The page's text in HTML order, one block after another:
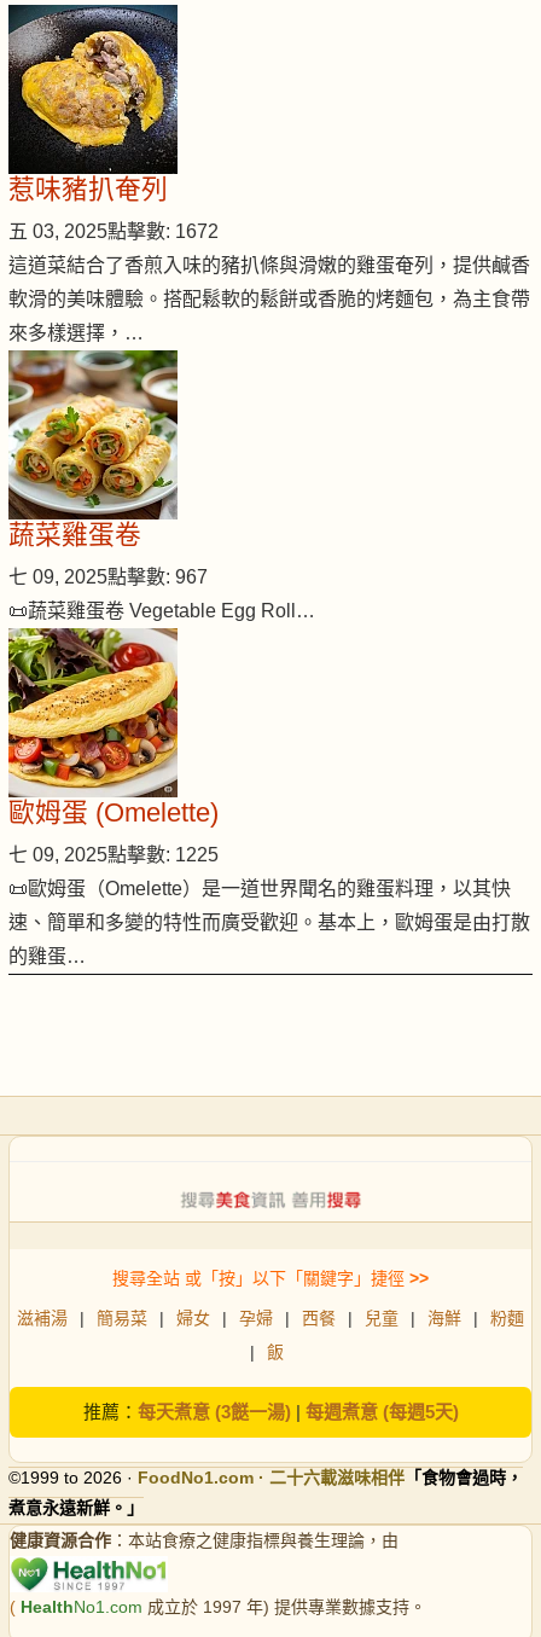
惹味豬扒奄列
五 03, 2025點擊數: 1672
這道菜結合了香煎入味的豬扒條與滑嫩的雞蛋奄列，提供鹹香
軟滑的美味體驗。搭配鬆軟的鬆餅或香脆的烤麵包，為主食帶
來多樣選擇，…
蔬菜雞蛋卷
七 09, 2025點擊數: 967
📜蔬菜雞蛋卷 Vegetable Egg Roll…
歐姆蛋 (Omelette)
七 09, 2025點擊數: 1225
📜歐姆蛋（Omelette）是一道世界聞名的雞蛋料理，以其快
速、簡單和多變的特性而廣受歡迎。基本上，歐姆蛋是由打散
的雞蛋…
搜尋全站 或「按」以下「關鍵字」捷徑 >>
滋補湯 | 簡易菜 | 婦女 | 孕婦 | 西餐 | 兒童 | 海鮮 |
粉麵
|
飯
推薦： 每天煮意 (3餸一湯)| 每週煮意 (每週5天)
©1999 to 2026 · FoodNo1.com · 二十六載滋味相伴 「食物會過時，
煮意永遠新鮮。」
健康資源合作 ：本站食療之健康指標與養生理論，由
( HealthNo1.com 成立於 1997 年) 提供專業數據支持。